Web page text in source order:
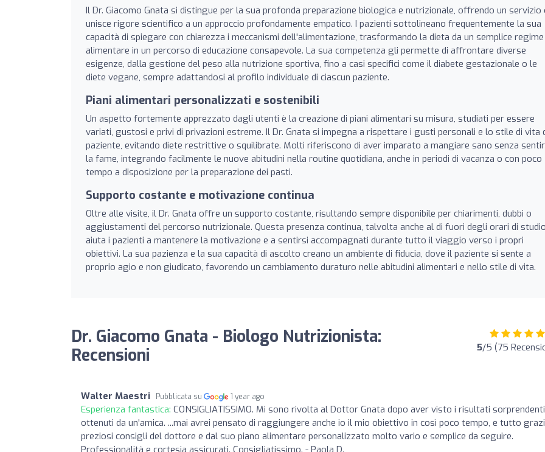
Il Dr. Giacomo Gnata si distingue per la sua profonda preparazione biologica e nutrizionale, offrendo un servizio
unisce rigore scientifico a un approccio profondamente empatico. I pazienti sottolineano frequentemente la sua
capacità di spiegare con chiarezza i meccanismi dell'alimentazione, trasformando la dieta da un semplice regime
alimentare in un percorso di educazione consapevole. La sua competenza gli permette di affrontare diverse
esigenze, dalla gestione del peso alla nutrizione sportiva, fino a casi specifici come il diabete gestazionale o le
diete vegane, sempre adattandosi al profilo individuale di ciascun paziente.
Piani alimentari personalizzati e sostenibili
Un aspetto fortemente apprezzato dagli utenti è la creazione di piani alimentari su misura, studiati per essere
variati, gustosi e privi di privazioni estreme. Il Dr. Gnata si impegna a rispettare i gusti personali e lo stile di vita
paziente, evitando diete restrittive o squilibrate. Molti riferiscono di aver imparato a mangiare sano senza
la fame, integrando facilmente le nuove abitudini nella routine quotidiana, anche in periodi di vacanza o con poco
tempo a disposizione per la preparazione dei pasti.
Supporto costante e motivazione continua
Oltre alle visite, il Dr. Gnata offre un supporto costante, risultando sempre disponibile per chiarimenti, dubbi o
aggiustamenti del percorso nutrizionale. Questa presenza continua, talvolta anche al di fuori degli orari di
aiuta i pazienti a mantenere la motivazione e a sentirsi accompagnati durante tutto il viaggio verso i propri
obiettivi. La sua pazienza e la sua capacità di ascolto creano un ambiente di fiducia, dove il paziente si sente a
proprio agio e non giudicato, favorendo un cambiamento duraturo nelle abitudini alimentari e nello stile di vita.
Dr. Giacomo Gnata - Biologo Nutrizionista:
Recensioni
5/5 (75
Walter Maestri Pubblicata su 1 year ago
Esperienza fantastica: CONSIGLIATISSIMO. Mi sono rivolta al Dottor Gnata dopo aver visto i risultati sorprendenti
ottenuti da un'amica. ...mai avrei pensato di raggiungere anche io il mio obiettivo in così poco tempo, e tutto
preziosi consigli del dottore e dal suo piano alimentare personalizzato molto vario e semplice da seguire.
Professionalità e cortesia assicurati. Consigliatissimo. - Paola D.